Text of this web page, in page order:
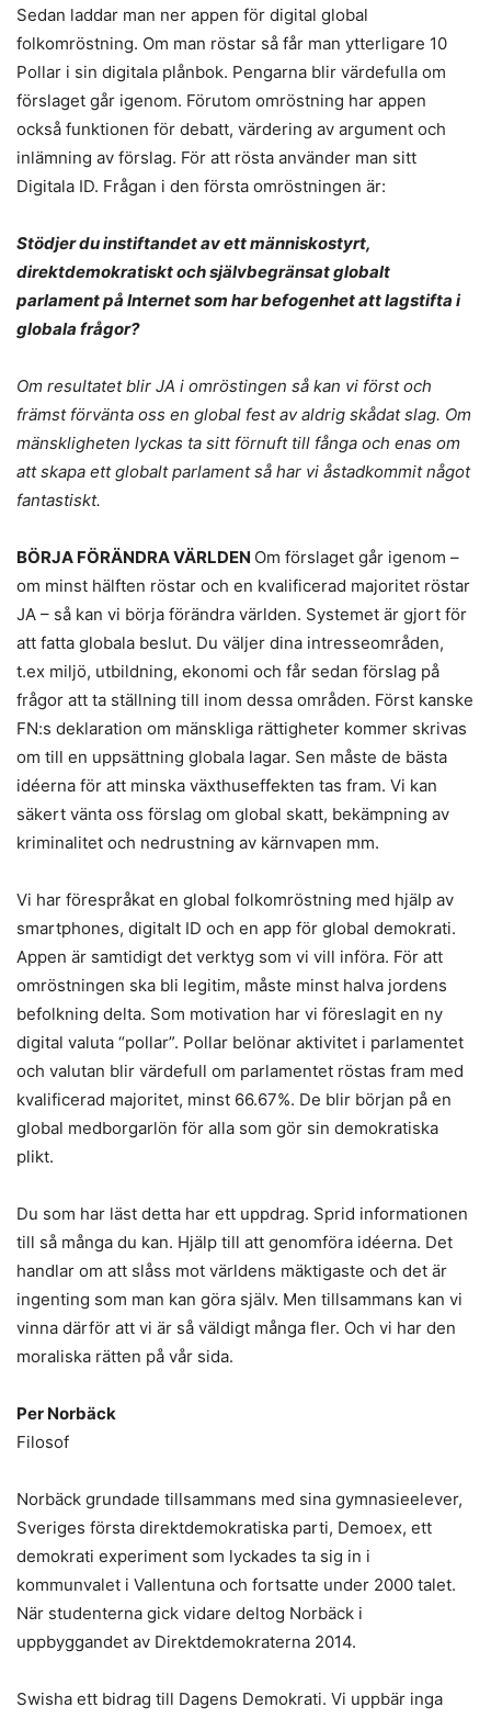
Sedan laddar man ner appen för digital global
folkomröstning. Om man röstar så får man ytterligare 10
Pollar i sin digitala plånbok. Pengarna blir värdefulla om
förslaget går igenom. Förutom omröstning har appen
också funktionen för debatt, värdering av argument och
inlämning av förslag. För att rösta använder man sitt
Digitala ID. Frågan i den första omröstningen är:
Stödjer du instiftandet av ett människostyrt,
direktdemokratiskt och självbegränsat globalt
parlament på Internet som har befogenhet attlagstifta i
globala frågor?
Om resultatet blir JA i omröstingen så kan vi först och
främst förvänta oss en global fest av aldrig skådat slag. Om
mänskligheten lyckas ta sitt förnuft till fånga och enas om
att skapa ett globalt parlament så har vi åstadkommit något
fantastiskt.
BÖRJA FÖRÄNDRA VÄRLDEN Om förslaget går igenom –
om minst hälften röstar och en kvalificerad majoritet röstar
JA – så kan vi börja förändra världen. Systemet är gjort för
att fatta globala beslut. Du väljer dina intresseområden,
t.ex miljö, utbildning, ekonomi och får sedan förslag på
frågor att ta ställning till inom dessa områden. Först kanske
FN:s deklaration om mänskliga rättigheter kommer skrivas
om till en uppsättning globala lagar. Sen måste de bästa
idéerna för att minska växthuseffekten tas fram. Vi kan
säkert vänta oss förslag om global skatt, bekämpning av
kriminalitet och nedrustning av kärnvapen mm.
Vi har förespråkat en global folkomröstning med hjälp av
smartphones, digitalt ID och en app för global demokrati.
Appen är samtidigt det verktyg som vi vill införa. För att
omröstningen ska bli legitim, måste minst halva jordens
befolkning delta. Som motivation har vi föreslagit en ny
digital valuta “pollar”. Pollar belönar aktivitet i parlamentet
och valutan blir värdefull om parlamentet röstas fram med
kvalificerad majoritet, minst 66.67%. De blir början på en
global medborgarlön för alla som gör sin demokratiska
plikt.
Du som har läst detta har ett uppdrag. Sprid informationen
till så många du kan. Hjälp till att genomföra idéerna. Det
handlar om att slåss mot världens mäktigaste och det är
ingenting som man kan göra själv. Men tillsammans kan vi
vinna därför att vi är så väldigt många fler. Och vi har den
moraliska rätten på vår sida.
Per Norbäck
Filosof
Norbäck grundade tillsammans med sina gymnasieelever,
Sveriges första direktdemokratiska parti, Demoex, ett
demokrati experiment som lyckades ta sig in i
kommunvalet i Vallentuna och fortsatte under 2000 talet.
När studenterna gick vidare deltog Norbäck i
uppbyggandet av Direktdemokraterna 2014.
Swisha ett bidrag till Dagens Demokrati. Vi uppbär inga